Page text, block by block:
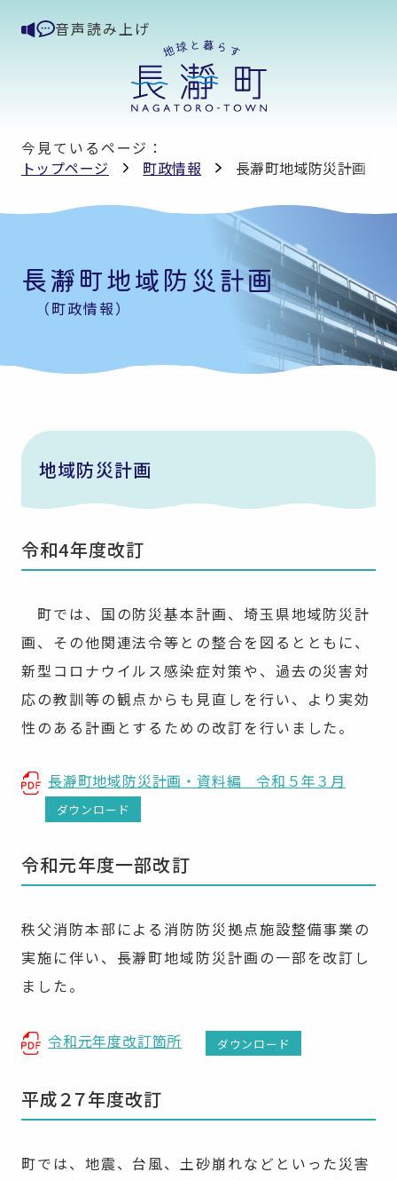
音声読み上げ
今見ているページ：
トップページ
町政情報 長瀞町地域防災計画
長瀞町地域防災計画
（町政情報）
地域防災計画
令和4年度改訂
町では、国の防災基本計画、埼玉県地域防災計
画、その他関連法令等との整合を図るとともに、
新型コロナウイルス感染症対策や、過去の災害対
応の教訓等の観点からも見直しを行い、より実効
性のある計画とするための改訂を行いました。
長瀞町地域防災計画・資料編 令和５年３月
ダウンロード
令和元年度一部改訂
秩父消防本部による消防防災拠点施設整備事業の
実施に伴い、長瀞町地域防災計画の一部を改訂し
ました。
令和元年度改訂箇所 ダウンロード
平成２７年度改訂
町では、地震、台風、土砂崩れなどといった災害